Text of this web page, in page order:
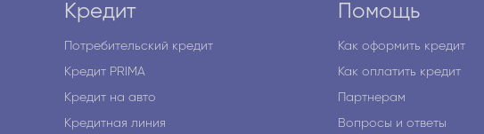
Кредит
Потребительский кредит
Кредит PRIMA
Кредит на авто
Кредитная линия
Помощь
Как оформить кредит
Как оплатить кредит
Партнерам
Вопросы и ответы